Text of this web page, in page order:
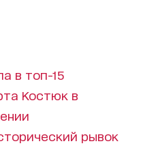
в топ-15
Костюк в
рывок